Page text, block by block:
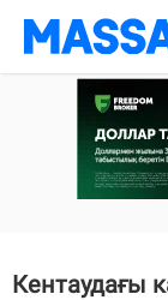
Кентаудағы